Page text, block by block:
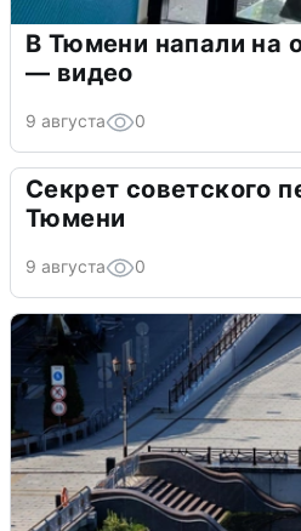
В Тюмени напали на
— видео
9 августа 0
Секрет советского
Тюмени
9 августа 0